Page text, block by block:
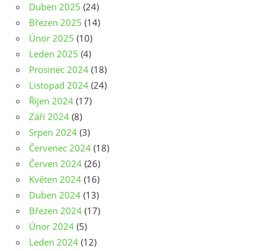
Duben 2025 (24)
Březen 2025 (14)
Únor 2025 (10)
Leden 2025 (4)
Prosinec 2024 (18)
Listopad 2024 (24)
Říjen 2024 (17)
Září 2024 (8)
Srpen 2024 (3)
Červenec 2024 (18)
Červen 2024 (26)
Květen 2024 (16)
Duben 2024 (13)
Březen 2024 (17)
Únor 2024 (5)
Leden 2024 (12)